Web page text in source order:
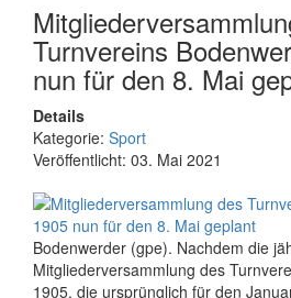
Turnvereins
nun für den 8. Mai
Details
Kategorie: Sport
Veröffentlicht: 03. Mai 2021
Bodenwerder (gpe). Nachdem die
Mitgliederversammlung des
1905, die ursprünglich für den